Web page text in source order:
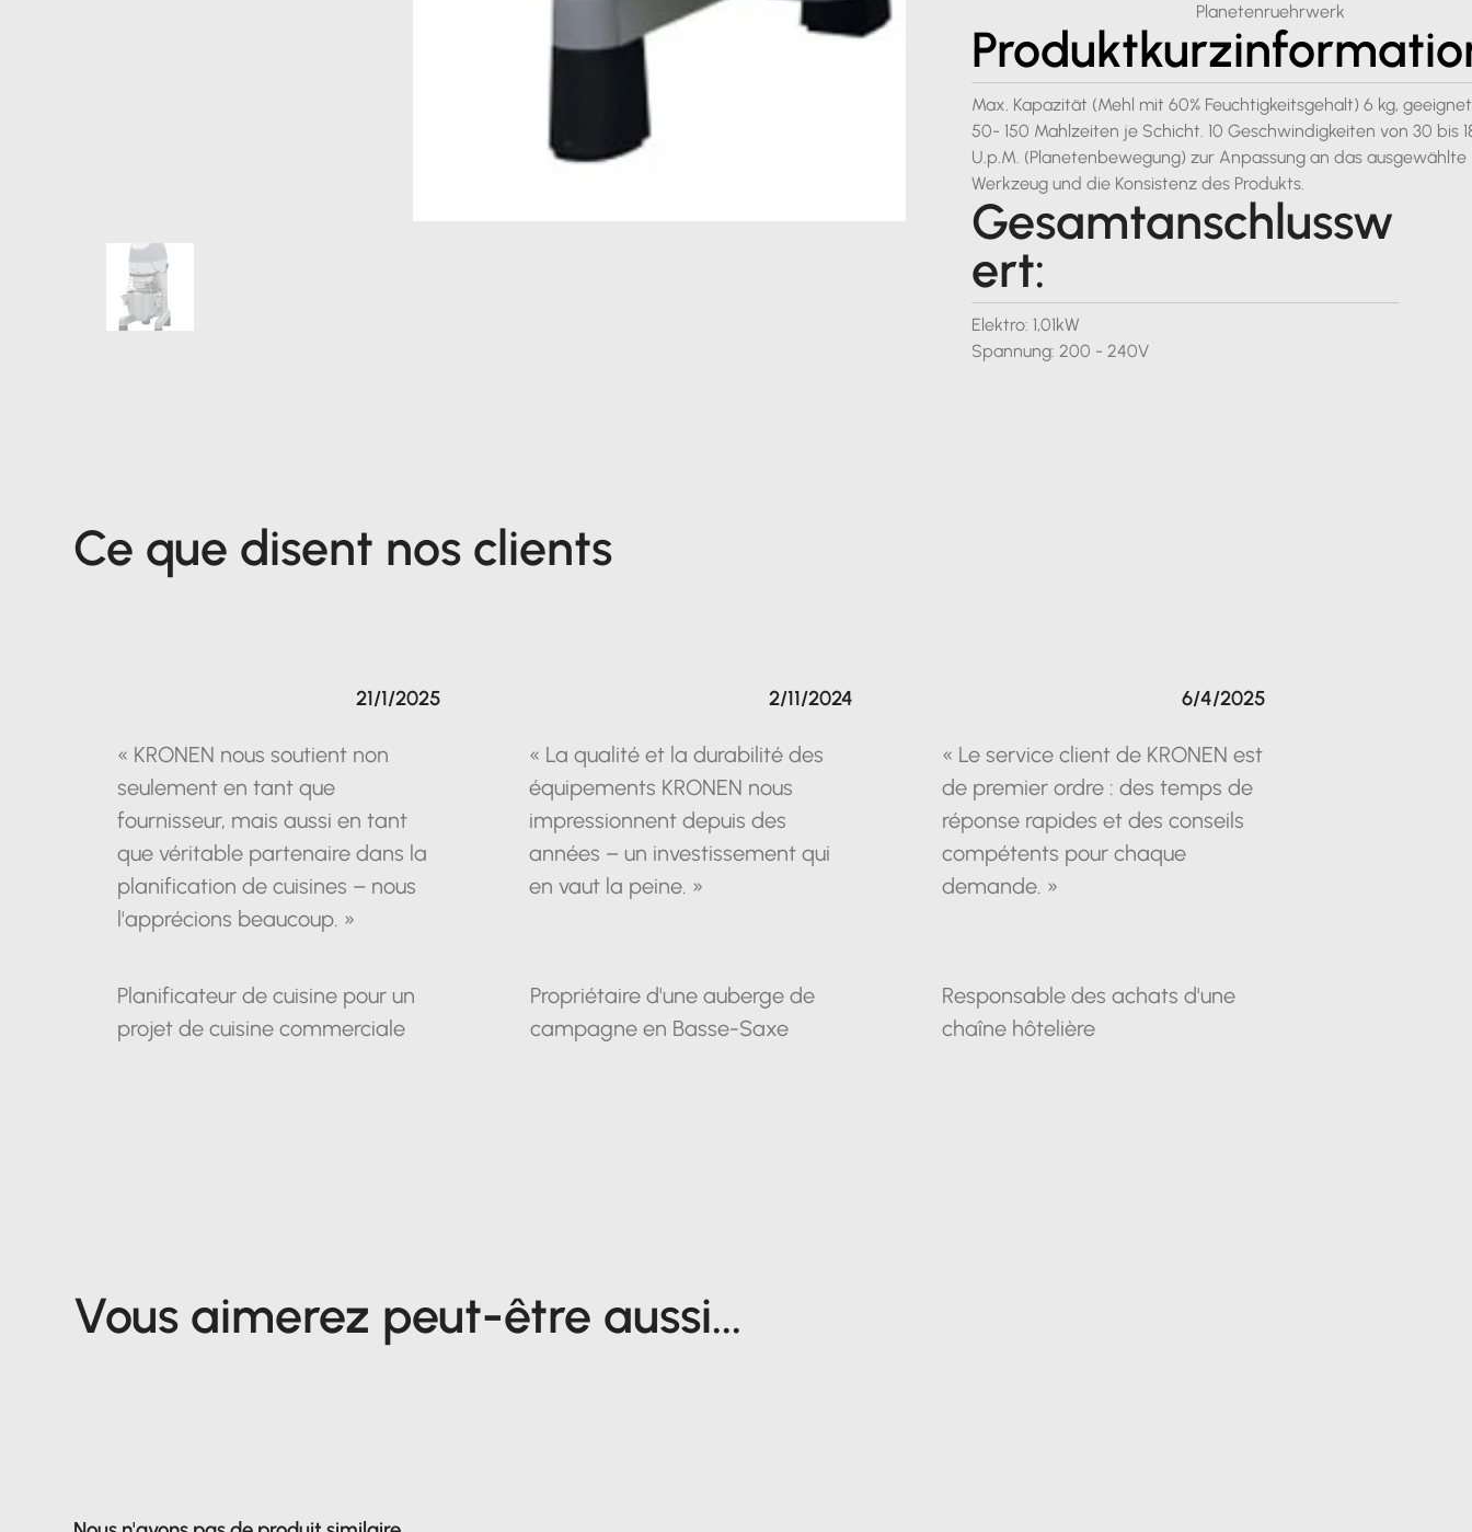
Planetenruehrwerk
Max. Kapazität (Mehl mit 60% Feuchtigkeitsgehalt) 6 kg,
50- 150 Mahlzeiten je Schicht. 10 Geschwindigkeiten von 30 bis
U.p.M. (Planetenbewegung) zur Anpassung an das ausgewählte
Werkzeug und die Konsistenz des Produkts.
Gesamtanschlussw
ert:
Elektro: 1,01kW
Spannung: 200 - 240V
Ce que disent nos clients
« KRONEN nous soutient non
seulement en tant que
fournisseur, mais aussi en tant
que véritable partenaire dans la
planification de cuisines – nous
l'apprécions beaucoup. »
Planificateur de cuisine pour un
projet de cuisine commerciale
21/1/2025
« La qualité et la durabilité des
équipements KRONEN nous
impressionnent depuis des
années – un investissement qui
en vaut la peine. »
Propriétaire d'une auberge de
campagne en Basse-Saxe
2/11/2024
« Le service client de KRONEN est
de premier ordre : des temps de
réponse rapides et des conseils
compétents pour chaque
demande. »
Responsable des achats d'une
chaîne hôtelière
6/4/2025
Vous aimerez peut-être aussi...